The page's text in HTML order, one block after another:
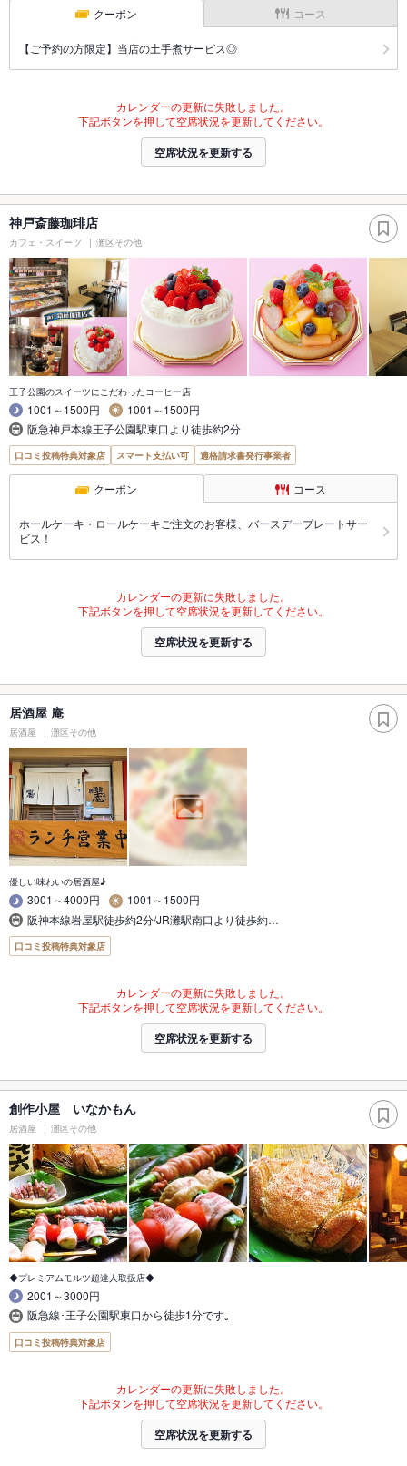
クーポン コース
【ご予約の方限定】当店の土手煮サービス◎
カレンダーの更新に失敗しました。
下記ボタンを押して空席状況を更新してください。
空席状況を更新する
神戸斎藤珈琲店
カフェ・スイーツ 灘区その他
王子公園のスイーツにこだわったコーヒー店
1001～1500円
1001～1500円
阪急神戸本線王子公園駅東口より徒歩約2分
口コミ投稿特典対象店 スマート支払い可 適格請求書発行事業者
クーポン コース
ホールケーキ・ロールケーキご注文のお客様、バースデープレートサー
ビス！
カレンダーの更新に失敗しました。
下記ボタンを押して空席状況を更新してください。
空席状況を更新する
居酒屋 庵
居酒屋 灘区その他
優しい味わいの居酒屋♪
3001～4000円
1001～1500円
阪神本線岩屋駅徒歩約2分/JR灘駅南口より徒歩約…
口コミ投稿特典対象店
カレンダーの更新に失敗しました。
下記ボタンを押して空席状況を更新してください。
空席状況を更新する
創作小屋 いなかもん
居酒屋 灘区その他
◆プレミアムモルツ超達人取扱店◆
2001～3000円
阪急線･王子公園駅東口から徒歩1分です｡
口コミ投稿特典対象店
カレンダーの更新に失敗しました。
下記ボタンを押して空席状況を更新してください。
空席状況を更新する